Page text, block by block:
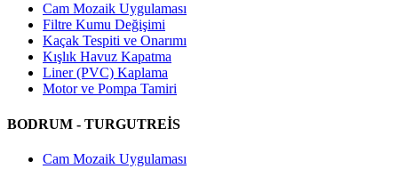
Cam Mozaik Uygulaması
Filtre Kumu Değişimi
Kaçak Tespiti ve Onarımı
Kışlık Havuz Kapatma
Liner (PVC) Kaplama
Motor ve Pompa Tamiri
BODRUM - TURGUTREİS
Cam Mozaik Uygulaması